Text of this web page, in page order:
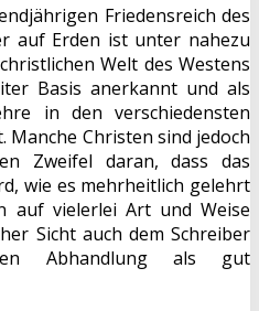
Friedensreich des
auf Erden ist unter nahezu
Welt des Westens
Basis anerkannt und als
in den verschiedensten
Christen sind jedoch
Zweifel daran, dass das
wie es mehrheitlich gelehrt
auf vielerlei Art und Weise
Sicht auch dem Schreiber
Abhandlung als gut